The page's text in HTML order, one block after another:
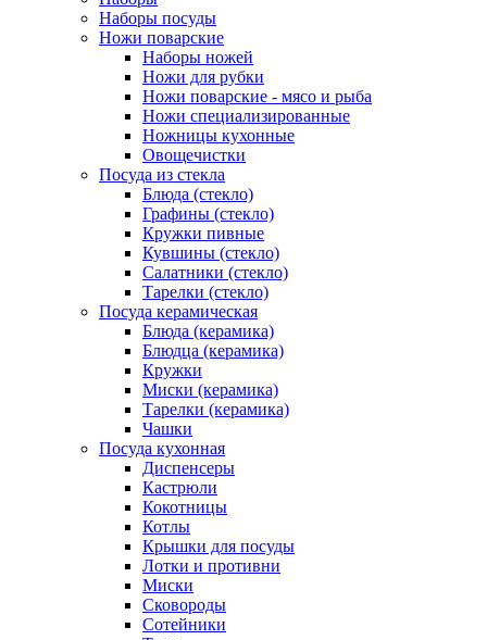
Наборы посуды
Ножи поварские
Наборы ножей
Ножи для рубки
Ножи поварские - мясо и рыба
Ножи специализированные
Ножницы кухонные
Овощечистки
Посуда из стекла
Блюда (стекло)
Графины (стекло)
Кружки пивные
Кувшины (стекло)
Салатники (стекло)
Тарелки (стекло)
Посуда керамическая
Блюда (керамика)
Блюдца (керамика)
Кружки
Миски (керамика)
Тарелки (керамика)
Чашки
Посуда кухонная
Диспенсеры
Кастрюли
Кокотницы
Котлы
Крышки для посуды
Лотки и противни
Миски
Сковороды
Сотейники